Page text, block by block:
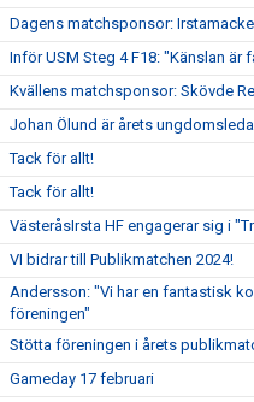
Dagens matchsponsor:
Inför USM Steg 4 F18: "Känslan är
Kvällens matchsponsor: Skövde
Johan Ölund är årets
Tack för allt!
Tack för allt!
VästeråsIrsta HF engagerar sig i
VI bidrar till Publikmatchen 2024!
Andersson: "Vi har en fantastisk
föreningen"
Stötta föreningen i årets
Gameday 17 februari